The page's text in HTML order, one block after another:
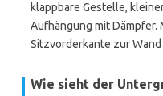
klappbare Gestelle,
Aufhängung mit Dämpfer.
Sitzvorderkante zur
Wie sieht der